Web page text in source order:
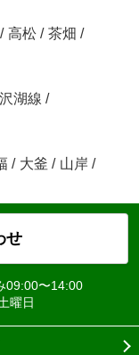
/ 高松 / 茶畑 /
湖線 /
/ 大釜 / 山岸 /
せ
09:00〜14:00
曜日